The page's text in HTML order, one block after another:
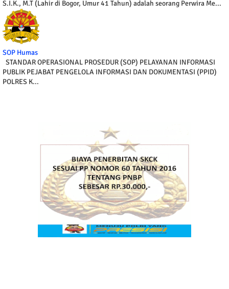
S.I.K., M.T (Lahir di Bogor, Umur 41 Tahun) adalah seorang Perwira Me...
SOP Humas
STANDAR OPERASIONAL PROSEDUR (SOP) PELAYANAN INFORMASI
PUBLIK PEJABAT PENGELOLA INFORMASI DAN DOKUMENTASI (PPID)
POLRES K...